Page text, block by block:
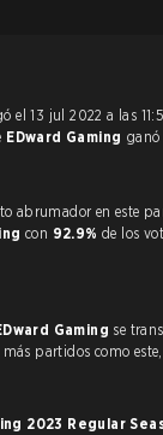
el 13 jul 2022 a las
EDward Gaming ganó
con 92.9% de los
Gaming se
partidos como
2023 Regular